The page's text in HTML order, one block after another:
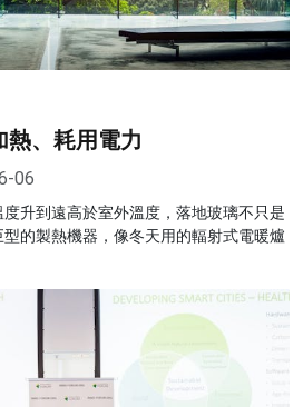
、耗用電力
06
升到遠高於室外溫度，落地玻璃不只是
的製熱機器，像冬天用的輻射式電暖爐